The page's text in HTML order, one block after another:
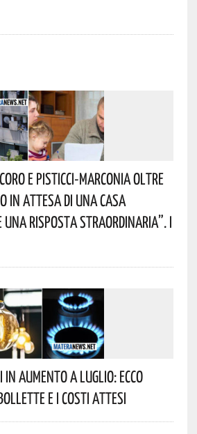
E Pisticci-Marconia Oltre
In Attesa Di Una Casa
Una Risposta Straordinaria”. I
In Aumento A Luglio: Ecco
E I Costi Attesi